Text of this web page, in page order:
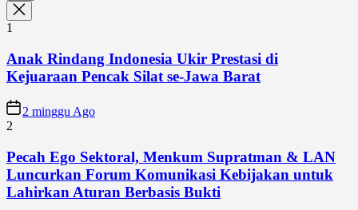
1
Anak Rindang Indonesia Ukir Prestasi di
Kejuaraan Pencak Silat se-Jawa Barat
2 minggu Ago
2
Pecah Ego Sektoral, Menkum Supratman & LAN
Luncurkan Forum Komunikasi Kebijakan untuk
Lahirkan Aturan Berbasis Bukti